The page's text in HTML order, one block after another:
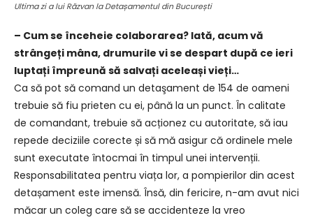
Ultima zi a lui Răzvan la Detașamentul din București
– Cum se înceheie colaborarea? Iată, acum vă
strângeți mâna, drumurile vi se despart după ce ieri
luptați împreună să salvați aceleași vieți…
Ca să pot să comand un detaşament de 154 de oameni
trebuie să fiu prieten cu ei, până la un punct. În calitate
de comandant, trebuie să acționez cu autoritate, să iau
repede deciziile corecte și să mă asigur că ordinele mele
sunt executate întocmai în timpul unei intervenții.
Responsabilitatea pentru viața lor, a pompierilor din acest
detașament este imensă. Însă, din fericire, n-am avut nici
măcar un coleg care să se accidenteze la vreo